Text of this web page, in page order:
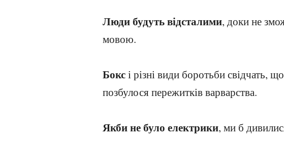
Люди будуть відсталими, доки не
мовою.
Боксі різні види боротьби свідчать,
позбулося пережитків варварства.
Якби не було електрики, ми б